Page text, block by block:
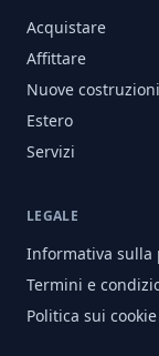
Acquistare
Affittare
Nuove costruzioni
Estero
Servizi
LEGALE
Informativa sulla
Termini e
Politica sui cookie